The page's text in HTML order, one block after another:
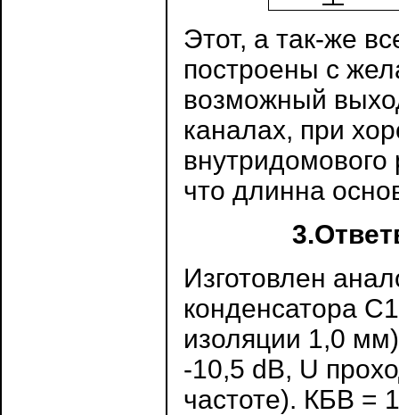
Этот, а так-же
построены с
возможный
каналах, при
что длинна
Изготовлен
конденсатора
изоляции 1,0
-10,5 dB, U
частоте). КБВ =